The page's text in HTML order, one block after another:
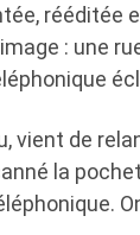
rééditée
: une
vient de
la